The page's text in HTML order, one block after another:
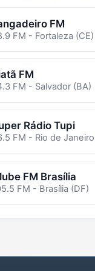
FM
FM - Fortaleza (CE)
FM
FM - Salvador (BA)
Rádio Tupi
FM - Rio de Janeiro
FM Brasília
FM - Brasília (DF)